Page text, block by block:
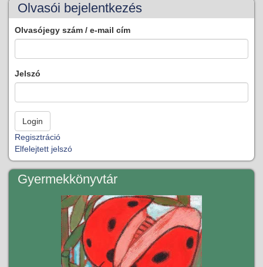
Olvasói bejelentkezés
Olvasójegy szám / e-mail cím
Jelszó
Regisztráció
Elfelejtett jelszó
Gyermekkönyvtár